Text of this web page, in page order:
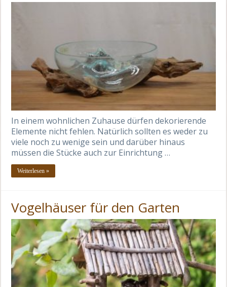
In einem wohnlichen Zuhause dürfen dekorierende
Elemente nicht fehlen. Natürlich sollten es weder zu
viele noch zu wenige sein und darüber hinaus
müssen die Stücke auch zur Einrichtung …
Weiterlesen »
Vogelhäuser für den Garten